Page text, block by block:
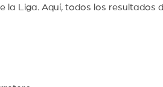
la Liga. Aquí, todos los resultados